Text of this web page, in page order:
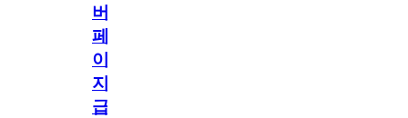
버
페
이
지
급!